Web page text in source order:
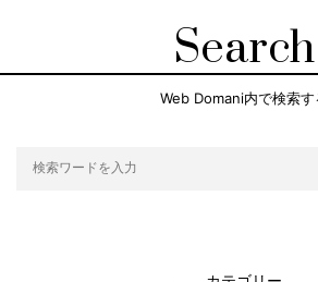
Search
Web Domani内で検索す